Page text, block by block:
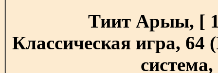
Тиит Арыы, [
Классическая игра,